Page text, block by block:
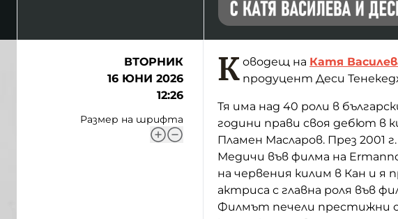
ВТОРНИК
16 ЮНИ 2026
12:26
Размер на шрифта
К оводещ на Катя
продуцент Деси
Тя има над 40 роли в
години прави своя дебют в
Пламен Масларов. През 2001
Медичи във филма на
на червения килим в Кан и я
актриса с главна роля във
Филмът печели престижни